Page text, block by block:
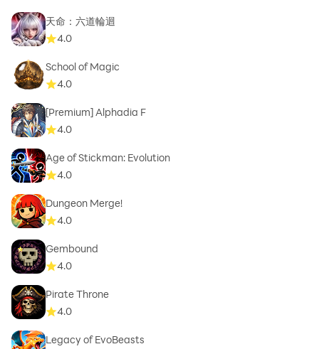
天命：六道輪迴
4.0
School of Magic
4.0
[Premium] Alphadia F
4.0
Age of Stickman: Evolution
4.0
Dungeon Merge!
4.0
Gembound
4.0
Pirate Throne
4.0
Legacy of EvoBeasts